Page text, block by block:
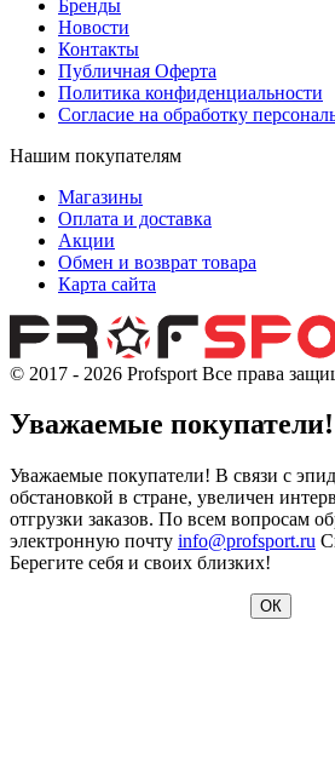
Бренды
Новости
Контакты
Публичная Оферта
Политика конфиденциальности
Согласие на обработку
Нашим покупателям
Магазины
Оплата и доставка
Акции
Обмен и возврат товара
Карта сайта
© 2017 - 2026 Profsport Все права
Уважаемые покупатели!
Уважаемые покупатели! В связи с
обстановкой в стране, увеличен
отгрузки заказов. По всем вопросам
электронную почту info@profsport.ru
Берегите себя и своих близких!
ОК